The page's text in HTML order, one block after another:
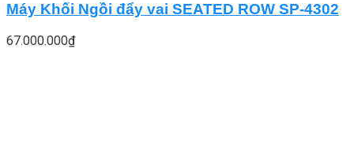
Máy Khối Ngồi đẩy vai SEATED ROW SP-4302
67.000.000₫